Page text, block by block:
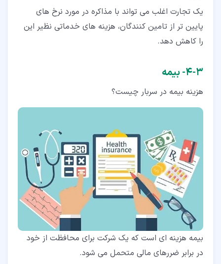
یک تجارت اغلب می تواند با مذاکره در مورد نرخ های
پایین تر از تامین کنندگان، هزینه های خدماتی نظیر این
را کاهش دهد.
۳‏-‏۴‏- بیمه
هزینه بیمه در سربار چیست؟
بیمه هزینه ای است که یک شرکت برای محافظت از خود
در برابر ضررهای مالی متحمل می شود.